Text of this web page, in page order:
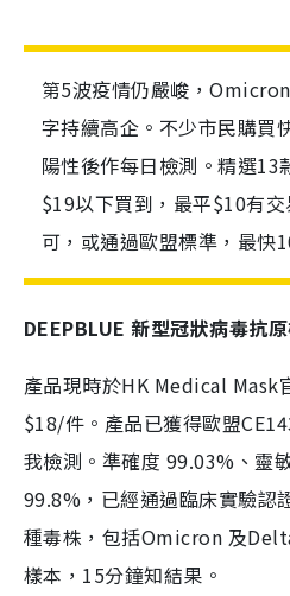
第5波疫情仍嚴峻，
字持續高企。不少市民購買
陽性後作每日檢測。精選13
$19以下買到，最平$10有
可，或通過歐盟標準，最快
DEEPBLUE 新型冠狀病毒抗
產品現時於HK Medical Mask
$18/件。產品已獲得歐盟
我檢測。準確度 99.03%、靈
99.8%，已經通過臨床實驗認
種毒株，包括Omicron 及
樣本，15分鐘知結果。